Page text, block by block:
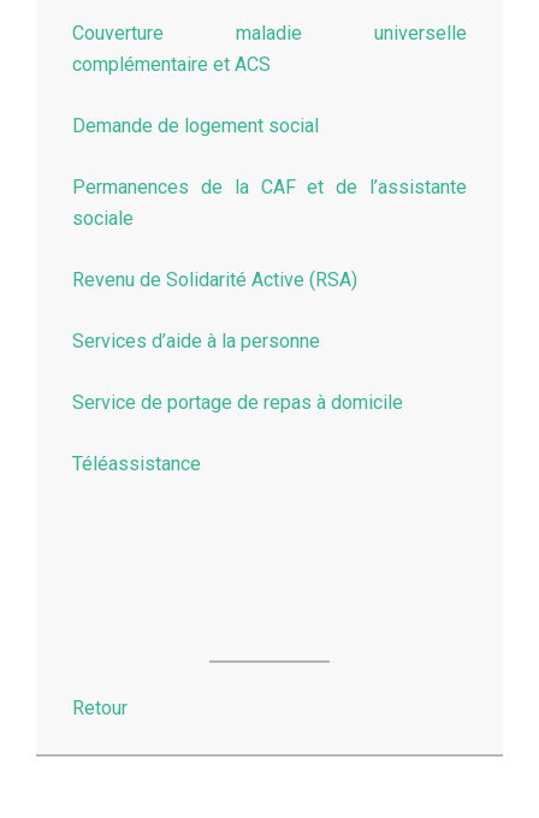
Couverture maladie universelle
complémentaire et ACS
Demande de logement social
Permanences de la CAF et de l’assistante
sociale
Revenu de Solidarité Active (RSA)
Services d’aide à la personne
Service de portage de repas à domicile
Téléassistance
Retour
2014-